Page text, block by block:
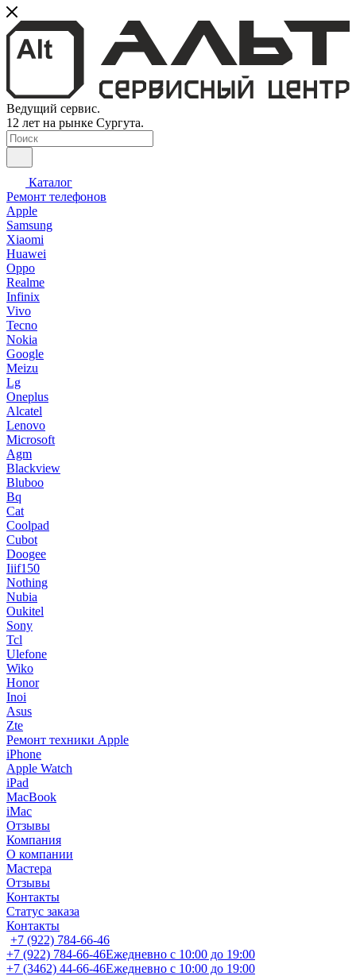
Ведущий сервис.
12 лет на рынке Сургута.
Каталог
Ремонт телефонов
Apple
Samsung
Xiaomi
Huawei
Oppo
Realme
Infinix
Vivo
Tecno
Nokia
Google
Meizu
Lg
Oneplus
Alcatel
Lenovo
Microsoft
Agm
Blackview
Bluboo
Bq
Cat
Coolpad
Cubot
Doogee
Iiif150
Nothing
Nubia
Oukitel
Sony
Tcl
Ulefone
Wiko
Honor
Inoi
Asus
Zte
Ремонт техники Apple
iPhone
Apple Watch
iPad
MacBook
iMac
Отзывы
Компания
О компании
Мастера
Отзывы
Контакты
Статус заказа
Контакты
+7 (922) 784-66-46
+7 (922) 784-66-46Ежедневно с 10:00 до 19:00
+7 (3462) 44-66-46Ежедневно с 10:00 до 19:00